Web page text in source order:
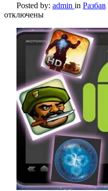
Posted by: admin in Разбав
отключены